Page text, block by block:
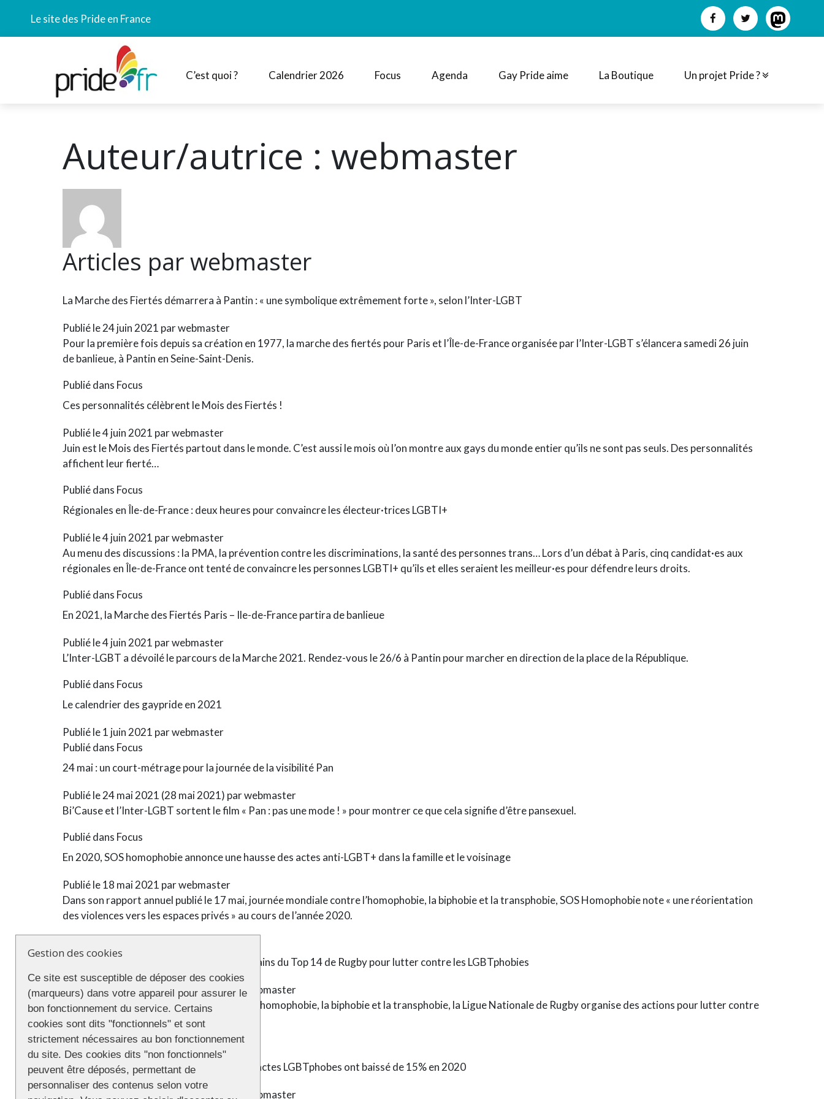
Le site des Pride en France
C’est quoi ? Calendrier 2026 Focus Agenda Gay Pride aime La Boutique Un projet Pride ?
Auteur/autrice : webmaster
Articles par webmaster
La Marche des Fiertés démarrera à Pantin : « une symbolique extrêmement forte », selon l’Inter-LGBT
Publié le24 juin 2021 parwebmaster
Pour la première fois depuis sa création en 1977, la marche des fiertés pour Paris et l’Île-de-France organisée par l’Inter-LGBT s’élancera samedi 26 juin
de banlieue, à Pantin en Seine-Saint-Denis.
Publié dans Focus
Ces personnalités célèbrent le Mois des Fiertés !
Publié le4 juin 2021 parwebmaster
Juin est le Mois des Fiertés partout dans le monde. C’est aussi le mois où l’on montre aux gays du monde entier qu’ils ne sont pas seuls. Des personnalités
affichent leur fierté…
Publié dans Focus
Régionales en Île-de-France : deux heures pour convaincre les électeur·trices LGBTI+
Publié le4 juin 2021 parwebmaster
Au menu des discussions : la PMA, la prévention contre les discriminations, la santé des personnes trans… Lors d’un débat à Paris, cinq candidat·es aux
régionales en Île-de-France ont tenté de convaincre les personnes LGBTI+ qu’ils et elles seraient les meilleur·es pour défendre leurs droits.
Publié dans Focus
En 2021, la Marche des Fiertés Paris – Ile-de-France partira de banlieue
Publié le4 juin 2021 parwebmaster
L’Inter-LGBT a dévoilé le parcours de la Marche 2021. Rendez-vous le 26/6 à Pantin pour marcher en direction de la place de la République.
Publié dans Focus
Le calendrier des gaypride en 2021
Publié le1 juin 2021 parwebmaster
Publié dans Focus
24 mai : un court-métrage pour la journée de la visibilité Pan
Publié le24 mai 2021 (28 mai 2021) parwebmaster
Bi’Cause et l’Inter-LGBT sortent le film « Pan : pas une mode ! » pour montrer ce que cela signifie d’être pansexuel.
Publié dans Focus
En 2020, SOS homophobie annonce une hausse des actes anti-LGBT+ dans la famille et le voisinage
Publié le18 mai 2021 parwebmaster
Dans son rapport annuel publié le 17 mai, journée mondiale contre l’homophobie, la biphobie et la transphobie, SOS Homophobie note « une réorientation
des violences vers les espaces privés » au cours de l’année 2020.
IDAHOT : des lignes arc-en-ciel sur les terrains du Top 14 de Rugby pour lutter contre les LGBTphobies
Publié le17 mai 2021(17 mai 2021)par webmaster
A l’occasion de la journée mondiale contre l’homophobie, la biphobie et la transphobie, la Ligue Nationale de Rugby organise des actions pour lutter contre
l’homophobie.
Publié dansFocus
IDAHOT : Après des années de hausse, les actes LGBTphobes ont baissé de 15% en 2020
Publié le 17 mai 2021 (17 mai 2021) webmaster
Gestion des cookies
Ce site est susceptible de déposer des cookies
(marqueurs) dans votre appareil pour assurer le
bon fonctionnement du service. Certains
cookies sont dits "fonctionnels" et sont
strictement nécessaires au bon fonctionnement
du site. Des cookies dits "non fonctionnels"
peuvent être déposés, permettant de
personnaliser des contenus selon votre